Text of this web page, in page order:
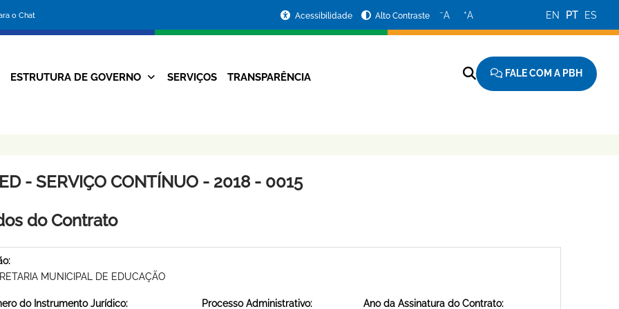
o Chat
da
Prefeitura
Acessibilidade Alto Contraste −A +A EN PT ES
Navegação
ESTRUTURA DE GOVERNO SERVIÇOS TRANSPARÊNCIA FALE COM A PBH
- SERVIÇO CONTÍNUO - 2018 - 0015
do Contrato
MUNICIPAL DE EDUCAÇÃO
do Instrumento Jurídico: Processo Administrativo: Ano da Assinatura do Contrato: